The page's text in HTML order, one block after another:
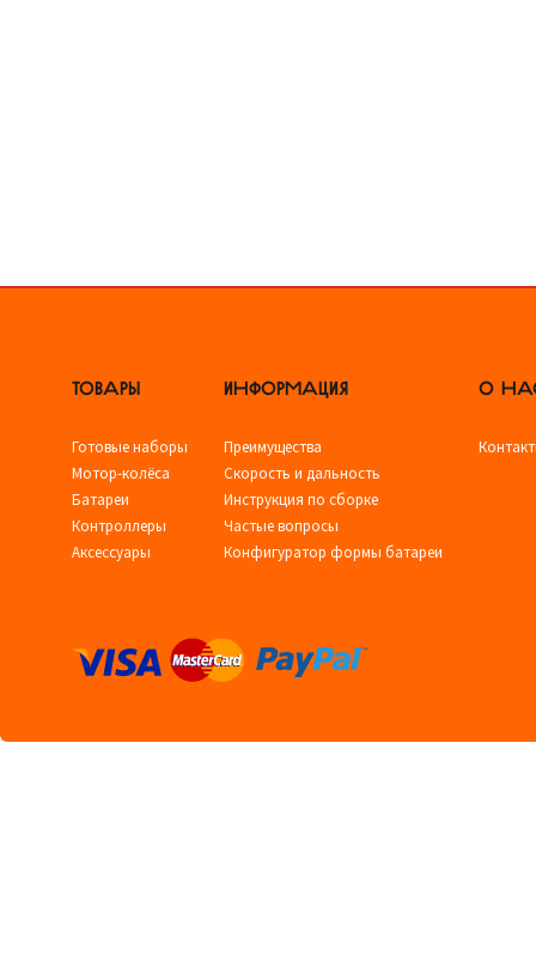
ТОВАРЫ
Готовые наборы
Мотор-колёса
Батареи
Контроллеры
Аксессуары
ИНФОРМАЦИЯ
Преимущества
Скорость и дальность
Инструкция по сборке
Частые вопросы
Конфигуратор формы батареи
О